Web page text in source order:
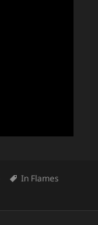
Mots-
In Flames